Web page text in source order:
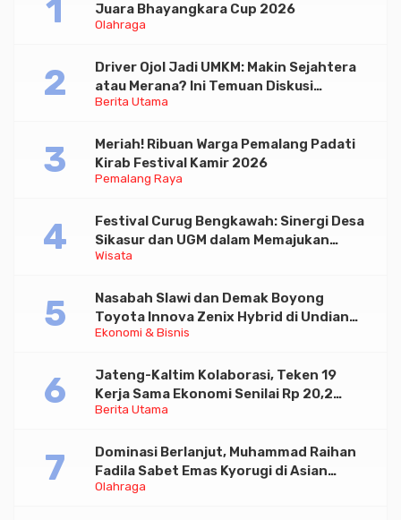
Olahraga
Juara Bhayangkara Cup 2026
Berita Utama
Driver Ojol Jadi UMKM: Makin Sejahtera
atau Merana? Ini Temuan Diskusi
Paramadina
Pemalang Raya
Meriah! Ribuan Warga Pemalang Padati
Kirab Festival Kamir 2026
Wisata
Festival Curug Bengkawah: Sinergi Desa
Sikasur dan UGM dalam Memajukan
Wisata serta UMKM Lokal
Ekonomi & Bisnis
Nasabah Slawi dan Demak Boyong
Toyota Innova Zenix Hybrid di Undian
Tabungan Bima Bank Jateng
Berita Utama
Jateng-Kaltim Kolaborasi, Teken 19
Kerja Sama Ekonomi Senilai Rp 20,2
Triliun
Olahraga
Dominasi Berlanjut, Muhammad Raihan
Fadila Sabet Emas Kyorugi di Asian
Taekwondo Indonesia Open 2026